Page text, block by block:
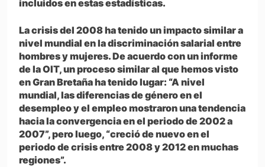
incluidos en estas estadísticas.
La crisis del 2008 ha tenido un impacto similar a
nivel mundial en la discriminación salarial entre
hombres y mujeres. De acuerdo con un informe
de la OIT, un proceso similar al que hemos visto
en Gran Bretaña ha tenido lugar: “A nivel
mundial, las diferencias de género en el
desempleo y el empleo mostraron una tendencia
hacia la convergencia en el periodo de 2002 a
2007”, pero luego, “creció de nuevo en el
periodo de crisis entre 2008 y 2012 en muchas
regiones”.